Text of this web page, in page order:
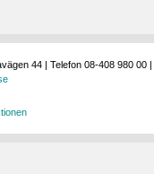
44 | Telefon 08-408 980 00 |